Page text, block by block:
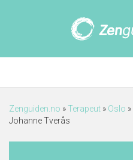
Zenguiden.no »Terapeut » Oslo »
Johanne Tverås